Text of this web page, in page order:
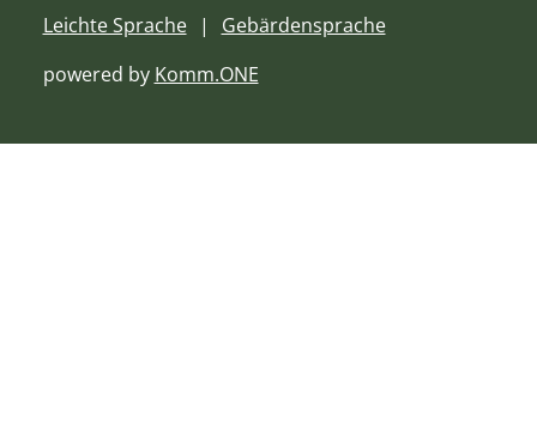
Leichte Sprache
Gebärdensprache
powered by Komm.ONE